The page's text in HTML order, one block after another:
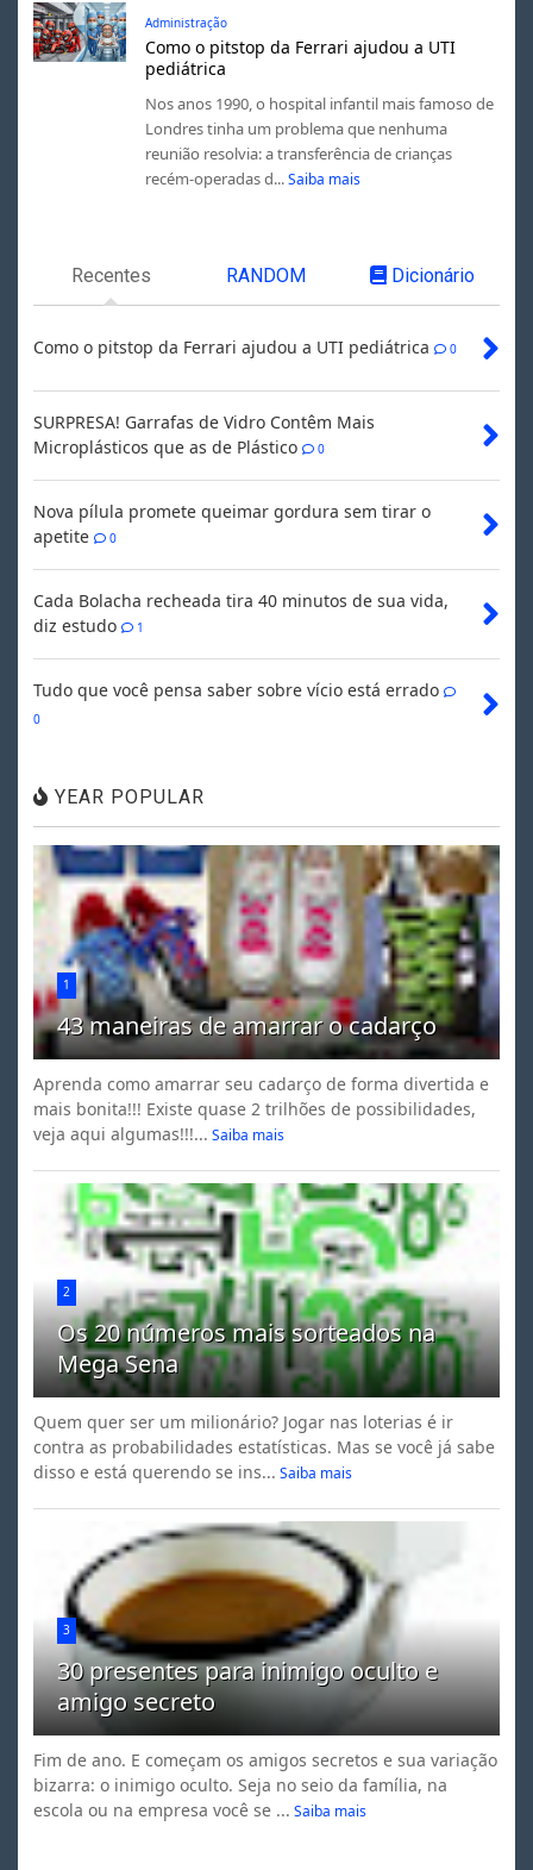
Administração
Como o pitstop da Ferrari ajudou a UTI
pediátrica
Nos anos 1990, o hospital infantil mais famoso de
Londres tinha um problema que nenhuma
reunião resolvia: a transferência de crianças
recém-operadas d... Saiba mais
Recentes RANDOM Dicionário
Como o pitstop da Ferrari ajudou a UTI pediátrica 0
SURPRESA! Garrafas de Vidro Contêm Mais
Microplásticos que as de Plástico
0
Nova pílula promete queimar gordura sem tirar o
apetite
0
Cada Bolacha recheada tira 40 minutos de sua vida,
diz estudo
1
Tudo que você pensa saber sobre vício está errado
0
YEAR POPULAR
1
43 maneiras de amarrar o cadarço
Aprenda como amarrar seu cadarço de forma divertida e
mais bonita!!! Existe quase 2 trilhões de possibilidades,
veja aqui algumas!!!... Saiba mais
2
Os 20 números mais sorteados na
Mega Sena
Quem quer ser um milionário? Jogar nas loterias é ir
contra as probabilidades estatísticas. Mas se você já sabe
disso e está querendo se ins... Saiba mais
3
30 presentes para inimigo oculto e
amigo secreto
Fim de ano. E começam os amigos secretos e sua variação
bizarra: o inimigo oculto. Seja no seio da família, na
escola ou na empresa você se ... Saiba mais